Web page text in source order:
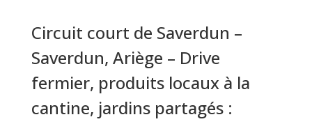
Circuit court de Saverdun –
Saverdun, Ariège – Drive
fermier, produits locaux à la
cantine, jardins partagés :